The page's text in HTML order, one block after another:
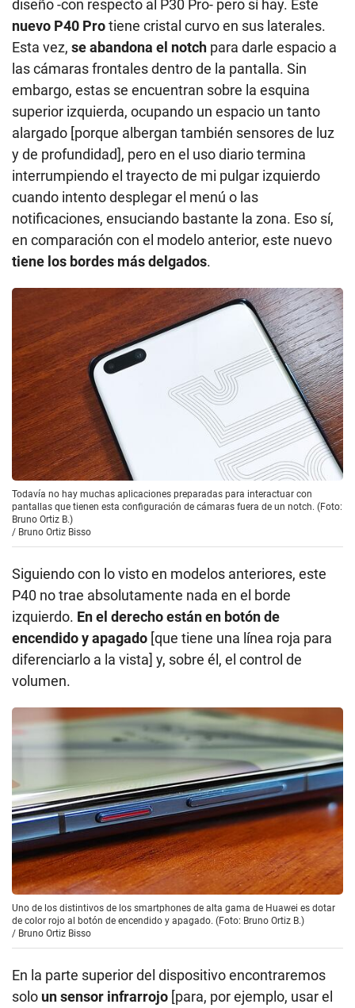
diseño -con respecto al P30 Pro- pero sí hay. Este
nuevo P40 Protiene cristal curvo en sus laterales.
Esta vez, se abandona el notch para darle espacio a
las cámaras frontales dentro de la pantalla. Sin
embargo, estas se encuentran sobre la esquina
superior izquierda, ocupando un espacio un tanto
alargado [porque albergan también sensores de luz
y de profundidad], pero en el uso diario termina
interrumpiendo el trayecto de mi pulgar izquierdo
cuando intento desplegar el menú o las
notificaciones, ensuciando bastante la zona. Eso sí,
en comparación con el modelo anterior, este nuevo
tiene los bordes más delgados.
Todavía no hay muchas aplicaciones preparadas para interactuar con
pantallas que tienen esta configuración de cámaras fuera de un notch. (Foto:
Bruno Ortiz B.)
/ Bruno Ortiz Bisso
Siguiendo con lo visto en modelos anteriores, este
P40 no trae absolutamente nada en el borde
izquierdo. En el derecho están en botón de
encendido y apagado [que tiene una línea roja para
diferenciarlo a la vista] y, sobre él, el control de
volumen.
Uno de los distintivos de los smartphones de alta gama de Huawei es dotar
de color rojo al botón de encendido y apagado. (Foto: Bruno Ortiz B.)
/ Bruno Ortiz Bisso
En la parte superior del dispositivo encontraremos
solo un sensor infrarrojo [para, por ejemplo, usar el